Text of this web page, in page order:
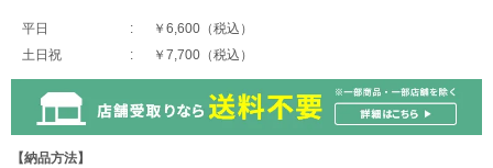
平日
￥6,600（税込）
土日祝
￥7,700（税込）
【納品方法】